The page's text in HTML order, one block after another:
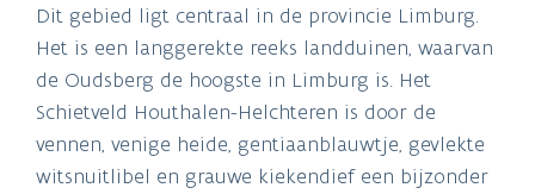
Dit gebied ligt centraal in de provincie Limburg.
Het is een langgerekte reeks landduinen, waarvan
de Oudsberg de hoogste in Limburg is. Het
Schietveld Houthalen-Helchteren is door de
vennen, venige heide, gentiaanblauwtje, gevlekte
witsnuitlibel en grauwe kiekendief een bijzonder